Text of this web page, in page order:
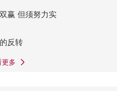
赢 但须努力实
反转
更多